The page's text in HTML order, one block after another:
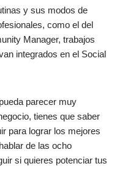
y sus modos de
como el del
Manager, trabajos
integrados en el Social
parecer muy
tienes que saber
para lograr los mejores
de las ocho
si quieres potenciar tus